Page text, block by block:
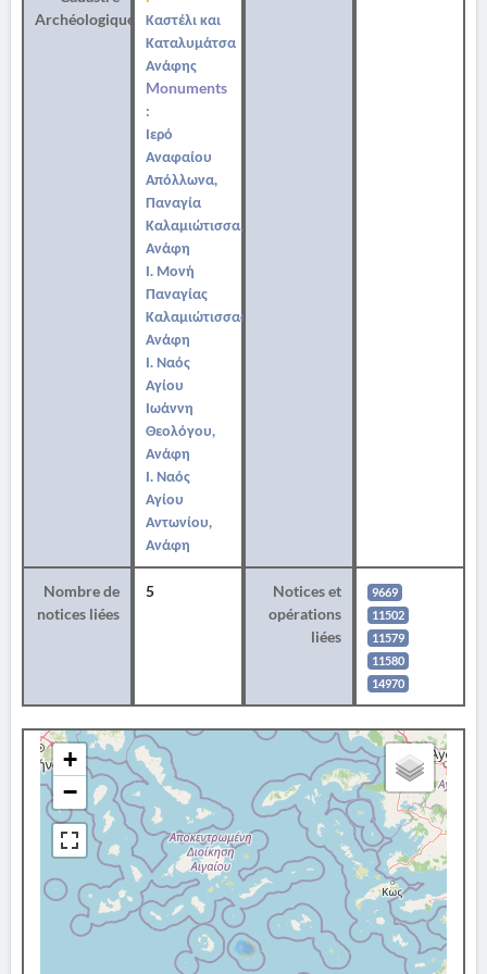
Archéologique
Καστέλι και
Καταλυμάτσα
Ανάφης
Monuments
:
Ιερό
Αναφαίου
Απόλλωνα,
Παναγία
Καλαμιώτισσα,
Ανάφη
Ι. Μονή
Παναγίας
Καλαμιώτισσας,
Ανάφη
Ι. Ναός
Αγίου
Ιωάννη
Θεολόγου,
Ανάφη
Ι. Ναός
Αγίου
Αντωνίου,
Ανάφη
Nombre de
notices liées
5
Notices et
opérations
liées
9669
11502
11579
11580
14970
+
−